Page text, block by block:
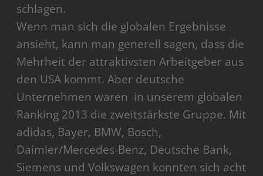
schlagen.
Wenn man sich die globalen Ergebnisse
ansieht, kann man generell sagen, dass die
Mehrheit der attraktivsten Arbeitgeber aus
den USA kommt. Aber deutsche
Unternehmen waren in unserem globalen
Ranking 2013 die zweitstärkste Gruppe. Mit
adidas, Bayer, BMW, Bosch,
Daimler/Mercedes-Benz, Deutsche Bank,
Siemens und Volkswagen konnten sich acht